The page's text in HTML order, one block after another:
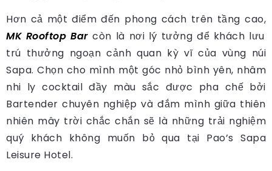
Hơn cả một điểm đến phong cách trên tầng cao,
MK Rooftop Bar còn là nơi lý tưởng để khách lưu
trú thưởng ngoạn cảnh quan kỳ vĩ của vùng núi
Sapa. Chọn cho mình một góc nhỏ bình yên, nhâm
nhi ly cocktail đầy màu sắc được pha chế bởi
Bartender chuyên nghiệp và đắm mình giữa thiên
nhiên mây trời chắc chắn sẽ là những trải nghiệm
quý khách không muốn bỏ qua tại Pao’s Sapa
Leisure Hotel.